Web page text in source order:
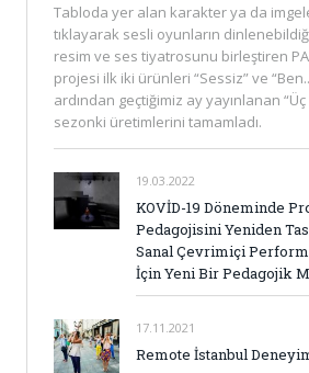
Tabloda yer alan karakter ya da
tıklayarak sesli oyunların
resim ve ses tiyatrosunu birleştiren
projesi ilk iki ürünleri “Sessiz” ve
ardından geçtiğimiz ay yayınlanan
sezonki üretimlerini tamamladı.
19.03.2022
KOVİD-19 Döneminde
Pedagojisini Yeniden
Sanal Çevrimiçi
İçin Yeni Bir Pedagojik
17.11.2021
Remote İstanbul